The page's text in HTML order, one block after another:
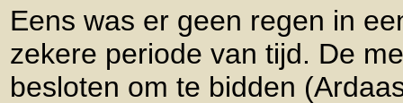
Eens was er geen regen in
zekere periode van tijd. De
besloten om te bidden